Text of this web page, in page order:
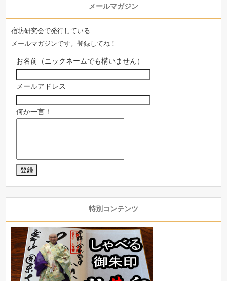
メールマガジン
宿坊研究会で発行している
メールマガジンです。登録してね！
お名前（ニックネームでも構いません）
メールアドレス
何か一言！
特別コンテンツ